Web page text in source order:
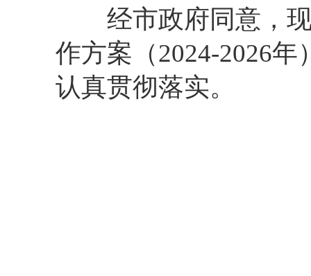
经市政府同意，现
作方案（2024-2026
认真贯彻落实。